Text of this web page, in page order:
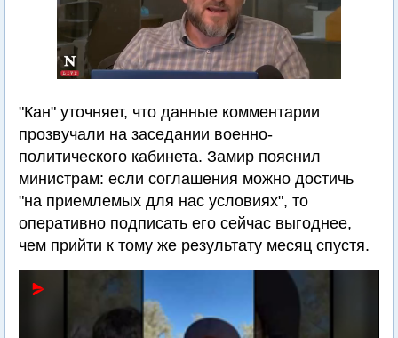
"Кан" уточняет, что данные комментарии
прозвучали на заседании военно-
политического кабинета. Замир пояснил
министрам: если соглашения можно достичь
"на приемлемых для нас условиях", то
оперативно подписать его сейчас выгоднее,
чем прийти к тому же результату месяц спустя.